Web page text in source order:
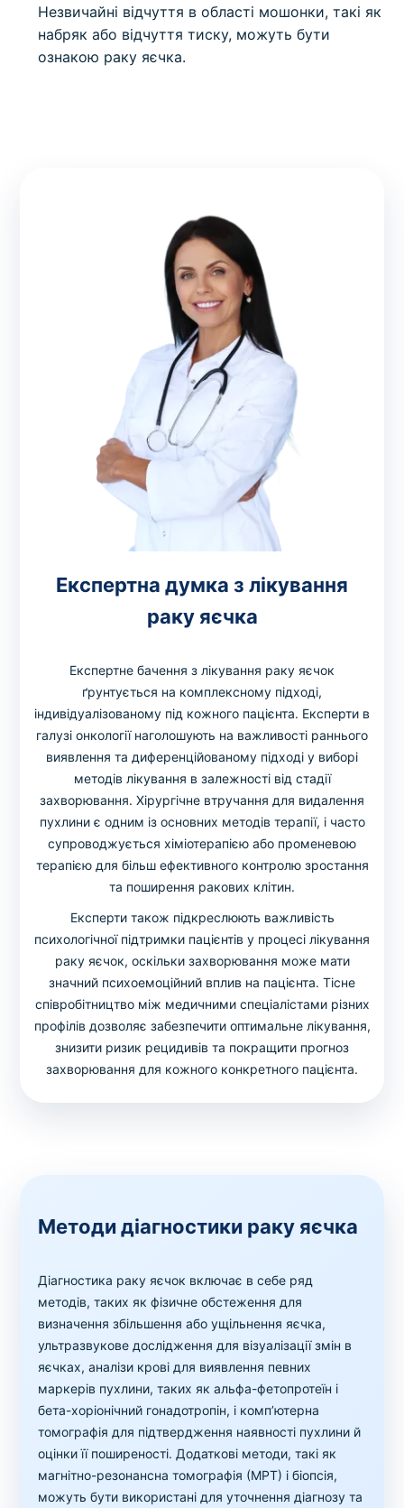
Незвичайні відчуття в області мошонки, такі як
набряк або відчуття тиску, можуть бути
ознакою раку яєчка.
Експертна думка з лікування
раку яєчка
Експертне бачення з лікування раку яєчок
ґрунтується на комплексному підході,
індивідуалізованому під кожного пацієнта. Експерти в
галузі онкології наголошують на важливості раннього
виявлення та диференційованому підході у виборі
методів лікування в залежності від стадії
захворювання. Хірургічне втручання для видалення
пухлини є одним із основних методів терапії, і часто
супроводжується хіміотерапією або променевою
терапією для більш ефективного контролю зростання
та поширення ракових клітин.
Експерти також підкреслюють важливість
психологічної підтримки пацієнтів у процесі лікування
раку яєчок, оскільки захворювання може мати
значний психоемоційний вплив на пацієнта. Тісне
співробітництво між медичними спеціалістами різних
профілів дозволяє забезпечити оптимальне лікування,
знизити ризик рецидивів та покращити прогноз
захворювання для кожного конкретного пацієнта.
Методи діагностики раку яєчка
Діагностика раку яєчок включає в себе ряд
методів, таких як фізичне обстеження для
визначення збільшення або ущільнення яєчка,
ультразвукове дослідження для візуалізації змін в
яєчках, аналізи крові для виявлення певних
маркерів пухлини, таких як альфа-фетопротеїн і
бета-хоріонічний гонадотропін, і комп’ютерна
томографія для підтвердження наявності пухлини й
оцінки її поширеності. Додаткові методи, такі як
магнітно-резонансна томографія (МРТ) і біопсія,
можуть бути використані для уточнення діагнозу та